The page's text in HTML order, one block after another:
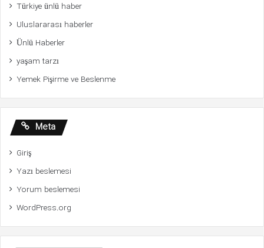
Türkiye ünlü haber
Uluslararası haberler
Ünlü Haberler
yaşam tarzı
Yemek Pişirme ve Beslenme
Meta
Giriş
Yazı beslemesi
Yorum beslemesi
WordPress.org